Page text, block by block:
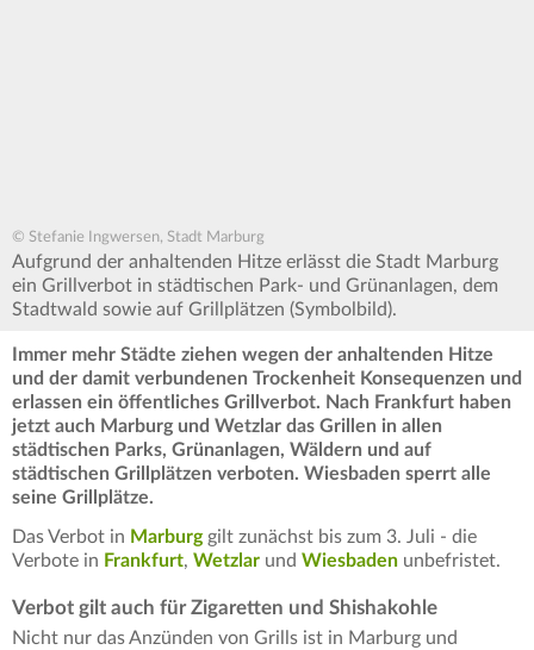
© Stefanie Ingwersen, Stadt Marburg
Aufgrund der anhaltenden Hitze erlässt die Stadt Marburg
ein Grillverbot in städtischen Park- und Grünanlagen, dem
Stadtwald sowie auf Grillplätzen (Symbolbild).
Immer mehr Städte ziehen wegen der anhaltenden Hitze
und der damit verbundenen Trockenheit Konsequenzen und
erlassen ein öffentliches Grillverbot. Nach Frankfurt haben
jetzt auch Marburg und Wetzlar das Grillen in allen
städtischen Parks, Grünanlagen, Wäldern und auf
städtischen Grillplätzen verboten. Wiesbaden sperrt alle
seine Grillplätze.
Das Verbot in Marburggilt zunächst bis zum 3. Juli - die
Verbote in Frankfurt, Wetzlar und Wiesbaden unbefristet.
Verbot gilt auch für Zigaretten und Shishakohle
Nicht nur das Anzünden von Grills ist in Marburg und